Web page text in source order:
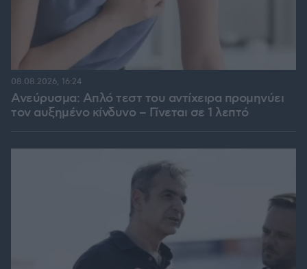
Ανεύρυσμα: Απλό τεστ του αντίχειρα προμηνύει
τον αυξημένο κίνδυνο – Γίνεται σε 1 λεπτό
08.08.2026, 16:24